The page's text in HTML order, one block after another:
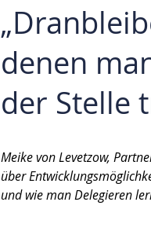
denen
der Stelle
Meike von Levetzow,
über
und wie man Delegieren